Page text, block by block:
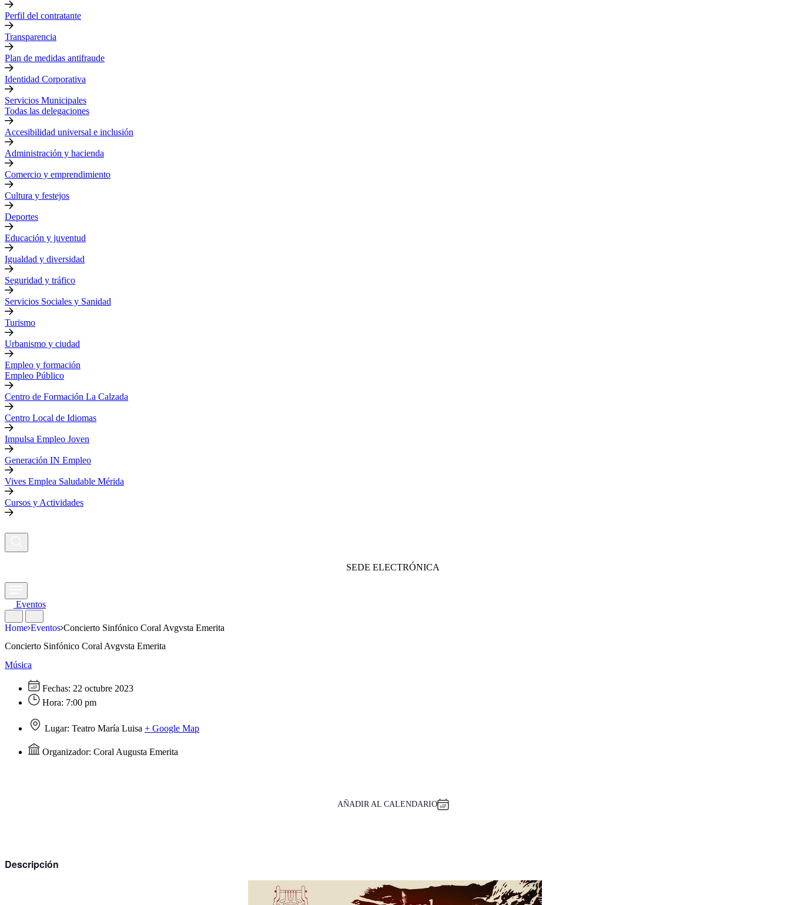
Perfil del contratante
Transparencia
Plan de medidas antifraude
Identidad Corporativa
Servicios Municipales
Todas las delegaciones
Accesibilidad universal e inclusión
Administración y hacienda
Comercio y emprendimiento
Cultura y festejos
Deportes
Educación y juventud
Igualdad y diversidad
Seguridad y tráfico
Servicios Sociales y Sanidad
Turismo
Urbanismo y ciudad
Empleo y formación
Empleo Público
Centro de Formación La Calzada
Centro Local de Idiomas
Impulsa Empleo Joven
Generación IN Empleo
Vives Emplea Saludable Mérida
Cursos y Actividades
SEDE ELECTRÓNICA
Eventos
Home Eventos Concierto Sinfónico Coral Avgvsta Emerita
Concierto Sinfónico Coral Avgvsta Emerita
Música
Fechas: 22 octubre 2023
Hora: 7:00 pm
Lugar: Teatro María Luisa + Google Map
Organizador: Coral Augusta Emerita
AÑADIR AL CALENDARIO
Descripción